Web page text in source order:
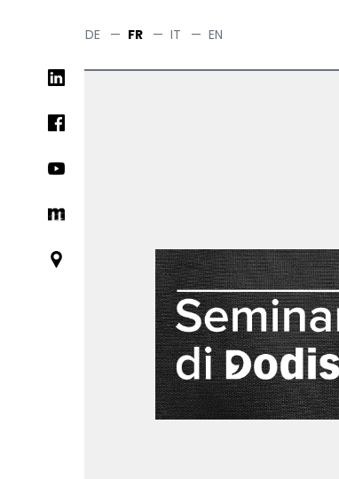
content
DE — FR — IT — EN
Social
links